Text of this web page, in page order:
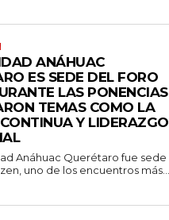
ANÁHUAC
ES SEDE DEL FORO
LAS PONENCIAS
TEMAS COMO LA
Y LIDERAZGO
Anáhuac Querétaro fue sede
uno de los encuentros más...